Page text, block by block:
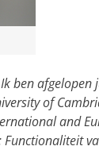
ben
of
and